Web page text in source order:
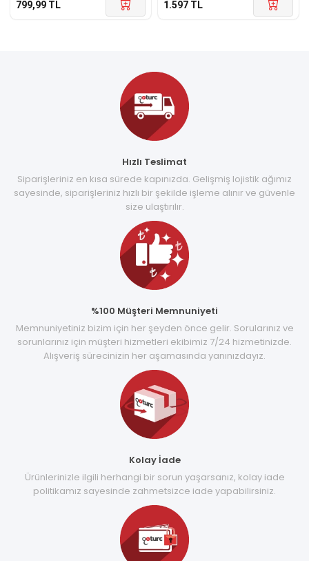
799,99 TL 1.597 TL
Hızlı Teslimat
Siparişleriniz en kısa sürede kapınızda. Gelişmiş lojistik ağımız
sayesinde, siparişleriniz hızlı bir şekilde işleme alınır ve güvenle
size ulaştırılır.
%100 Müşteri Memnuniyeti
Memnuniyetiniz bizim için her şeyden önce gelir. Sorularınız ve
sorunlarınız için müşteri hizmetleri ekibimiz 7/24 hizmetinizde.
Alışveriş sürecinizin her aşamasında yanınızdayız.
Kolay İade
Ürünlerinizle ilgili herhangi bir sorun yaşarsanız, kolay iade
politikamız sayesinde zahmetsizce iade yapabilirsiniz.